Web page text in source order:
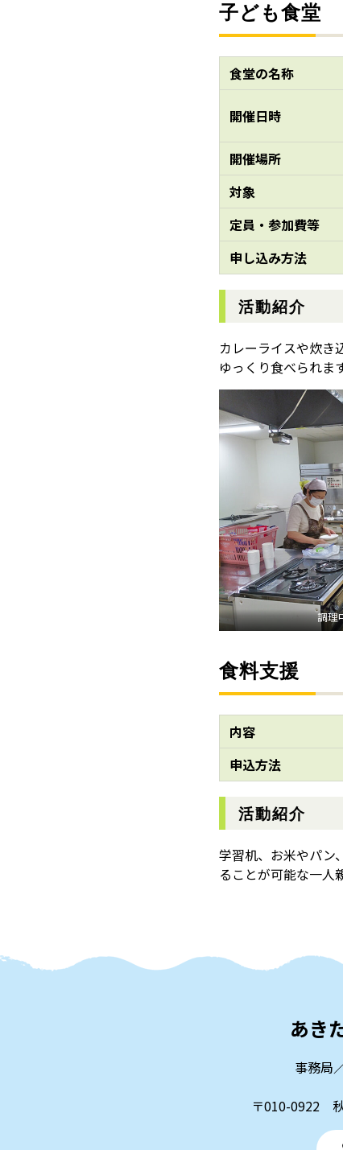
子ども食堂
食堂の名称
開催日時
開催場所
対象
定員・参加費等
申し込み方法
活動紹介
カレーライスや炊き
ゆっくり食べられます
調理
食料支援
内容
申込方法
活動紹介
学習机、お米やパン
ることが可能な一人
あき
事務局
〒010-0922